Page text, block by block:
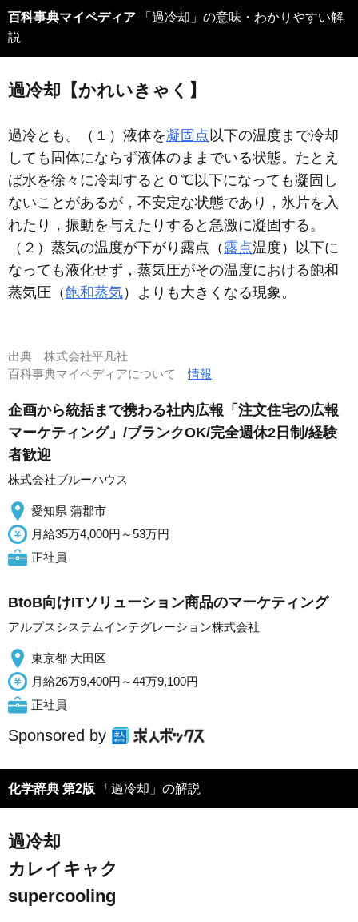
百科事典マイペディア 「過冷却」の意味・わかりやすい解
説
過冷却【かれいきゃく】
過冷とも。（１）液体を凝固点以下の温度まで冷却
しても固体にならず液体のままでいる状態。たとえ
ば水を徐々に冷却すると０℃以下になっても凝固し
ないことがあるが，不安定な状態であり，氷片を入
れたり，振動を与えたりすると急激に凝固する。
（２）蒸気の温度が下がり露点（ 露点温度）以下に
なっても液化せず，蒸気圧がその温度における飽和
蒸気圧（飽和蒸気）よりも大きくなる現象。
出典 株式会社平凡社
百科事典マイペディアについて情報
企画から統括まで携わる社内広報「注文住宅の広報
マーケティング」/ブランクOK/完全週休2日制/経験
者歓迎
株式会社ブルーハウス
愛知県 蒲郡市
月給35万4,000円～53万円
正社員
BtoB向けITソリューション商品のマーケティング
アルプスシステムインテグレーション株式会社
東京都 大田区
月給26万9,400円～44万9,100円
正社員
Sponsored by
化学辞典 第2版 「過冷却」の解説
過冷却
カレイキャク
supercooling